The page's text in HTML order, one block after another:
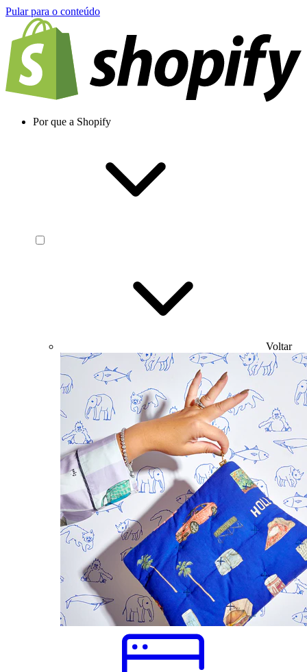
Pular para o conteúdo
Por que a Shopify
Voltar